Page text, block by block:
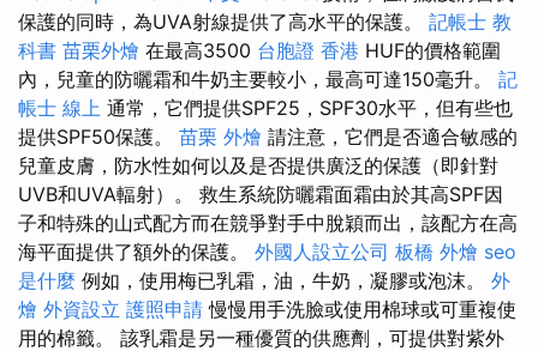
保護的同時，為UVA射線提供了高水平的保護。 記帳士 教
科書 苗栗外燴 在最高3500 台胞證 香港 HUF的價格範圍
內，兒童的防曬霜和牛奶主要較小，最高可達150毫升。 記
帳士 線上 通常，它們提供SPF25，SPF30水平，但有些也
提供SPF50保護。 苗栗 外燴 請注意，它們是否適合敏感的
兒童皮膚，防水性如何以及是否提供廣泛的保護（即針對
UVB和UVA輻射）。 救生系統防曬霜面霜由於其高SPF因
子和特殊的山式配方而在競爭對手中脫穎而出，該配方在高
海平面提供了額外的保護。 外國人設立公司 板橋 外燴 seo
是什麼 例如，使用梅已乳霜，油，牛奶，凝膠或泡沫。 外
燴 外資設立 護照申請 慢慢用手洗臉或使用棉球或可重複使
用的棉籤。 該乳霜是另一種優質的供應劑，可提供對紫外